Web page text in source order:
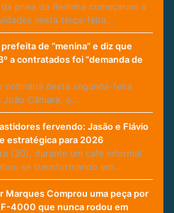
praia da Redinha começaram a
nesta terça-feira…
de “menina” e diz que
a contratados foi “demanda de
ordinária desta segunda-feira
João Câmara, o…
fervendo: Jasão e Flávio
estratégica para 2026
(30), durante um café informal
se transformando em…
Marques Comprou uma peça por
F-4000 que nunca rodou em